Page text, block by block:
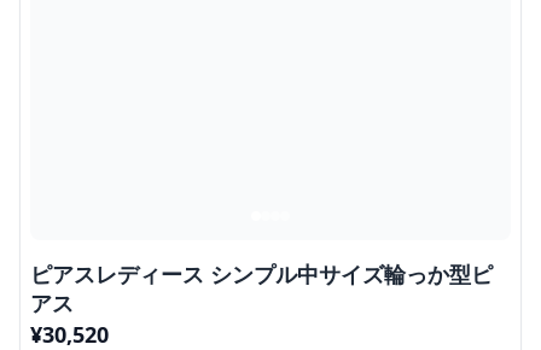
ピアスレディース シンプル中サイズ輪っか型ピ
アス
¥30,520